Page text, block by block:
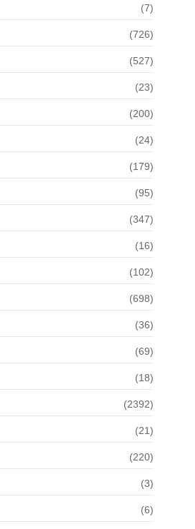
(7)
(726)
(527)
(23)
(200)
(24)
(179)
(95)
(347)
(16)
(102)
(698)
(36)
(69)
(18)
(2392)
(21)
(220)
(3)
(6)